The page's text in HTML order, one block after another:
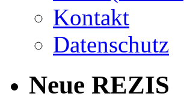
Kontakt
Datenschutz
Neue REZIS